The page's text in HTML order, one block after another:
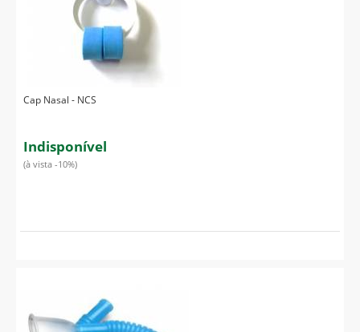
Cap Nasal - NCS
Indisponível
(à vista -10%)